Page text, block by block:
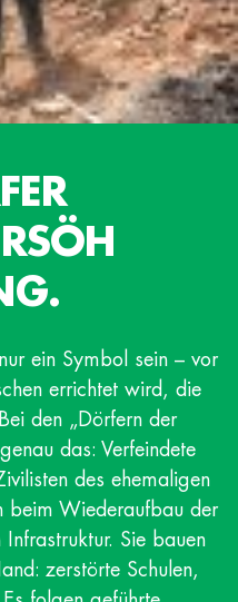
ein Symbol sein – vor
errichtet wird, die
den „Dörfern der
das: Verfeindete
des ehemaligen
beim Wiederaufbau der
Sie bauen
zerstörte Schulen,